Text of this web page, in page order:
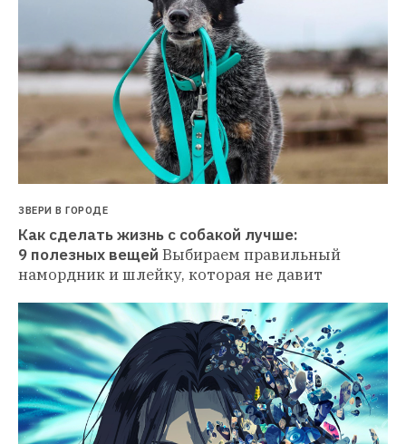
ЗВЕРИ В ГОРОДЕ
Как сделать жизнь с собакой лучше:
9 полезных вещей Выбираем правильный
намордник и шлейку, которая не давит